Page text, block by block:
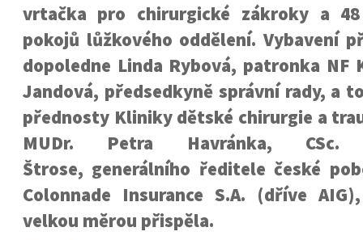
vrtačka pro chirurgické zákroky a
pokojů lůžkového oddělení. Vybavení
dopoledne Linda Rybová, patronka NF
Jandová, předsedkyně správní rady, a
přednosty Kliniky dětské chirurgie a
MUDr. Petra Havránka,
Štrose, generálního ředitele české
Colonnade Insurance S.A. (dříve
velkou měrou přispěla.